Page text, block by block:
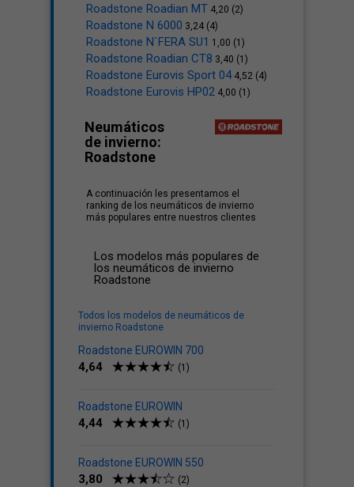
Roadstone Roadian MT 4,20 (2)
Roadstone N 6000 3,24 (4)
Roadstone N`FERA SU1 1,00 (1)
Roadstone Roadian CT8 3,40 (1)
Roadstone Eurovis Sport 044,52 (4)
Roadstone Eurovis HP02 4,00 (1)
Neumáticos
de invierno:
Roadstone
A continuación les presentamos el
ranking de los neumáticos de invierno
más populares entre nuestros clientes
Los modelos más populares de
los neumáticos de invierno
Roadstone
Todos los modelos de neumáticos de
invierno Roadstone
Roadstone EUROWIN 700
4,64 (1)
Roadstone EUROWIN
4,44 (1)
Roadstone EUROWIN 550
3,80 (2)